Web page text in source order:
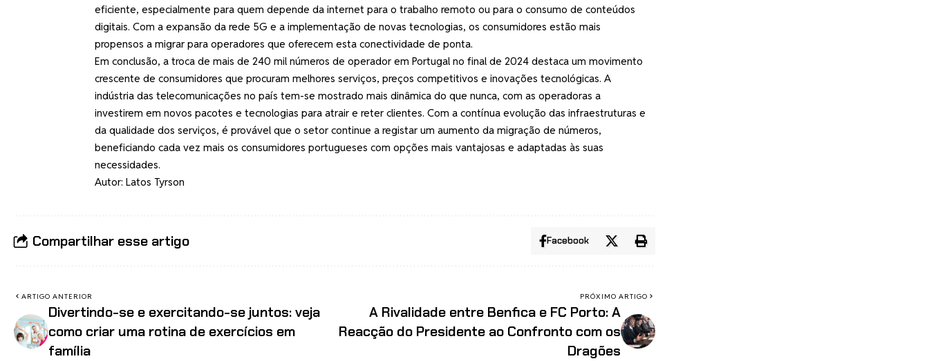
eficiente, especialmente para quem depende da internet para o trabalho remoto ou para o consumo de conteúdos
digitais. Com a expansão da rede 5G e a implementação de novas tecnologias, os consumidores estão mais
propensos a migrar para operadores que oferecem esta conectividade de ponta.
Em conclusão, a troca de mais de 240 mil números de operador em Portugal no final de 2024 destaca um movimento
crescente de consumidores que procuram melhores serviços, preços competitivos e inovações tecnológicas. A
indústria das telecomunicações no país tem-se mostrado mais dinâmica do que nunca, com as operadoras a
investirem em novos pacotes e tecnologias para atrair e reter clientes. Com a contínua evolução das infraestruturas e
da qualidade dos serviços, é provável que o setor continue a registar um aumento da migração de números,
beneficiando cada vez mais os consumidores portugueses com opções mais vantajosas e adaptadas às suas
necessidades.
Autor: Latos Tyrson
Compartilhar esse artigo Facebook
ARTIGO ANTERIOR
Divertindo-se e exercitando-se juntos: veja
como criar uma rotina de exercícios em
família
PRÓXIMO ARTIGO
A Rivalidade entre Benfica e FC Porto: A
Reacção do Presidente ao Confronto com os
Dragões